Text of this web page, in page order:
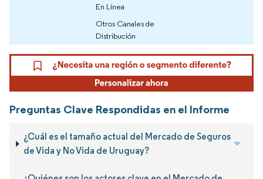
En Línea
Otros Canales de
Distribución
Preguntas Clave Respondidas en el Informe
¿Cuál es el tamaño actual del Mercado de Seguros
de Vida y No Vida de Uruguay?